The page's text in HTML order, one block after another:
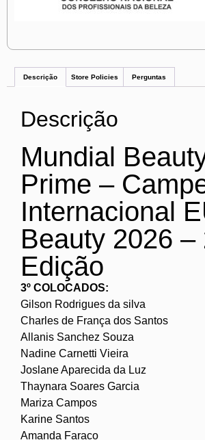
Descrição Store Policies Perguntas
Descrição
Mundial
Prime –
Internacional
Beauty 2026 –
Edição
3º COLOCADOS:
Gilson Rodrigues da silva
Charles de França dos Santos
Allanis Sanchez Souza
Nadine Carnetti Vieira
Joslane Aparecida da Luz
Thaynara Soares Garcia
Mariza Campos
Karine Santos
Amanda Faraco